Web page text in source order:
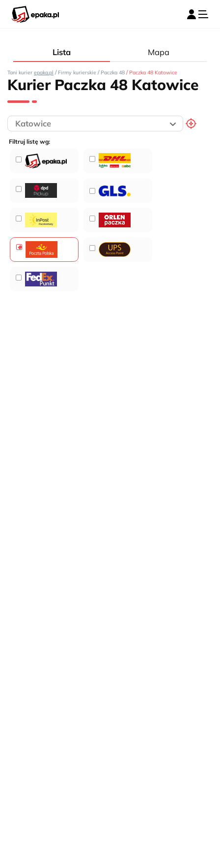
Lista Mapa
Tani kurier epaka.pl / Firmy kurierskie / Paczka 48 / Paczka 48 Katowice
Kurier Paczka 48 Katowice
Filtruj listę wg: